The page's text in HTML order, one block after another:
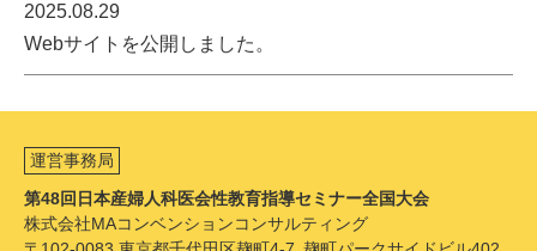
2025.08.29
Webサイトを公開しました。
運営事務局
第48回日本産婦人科医会性教育指導セミナー全国大会
株式会社MAコンベンションコンサルティング